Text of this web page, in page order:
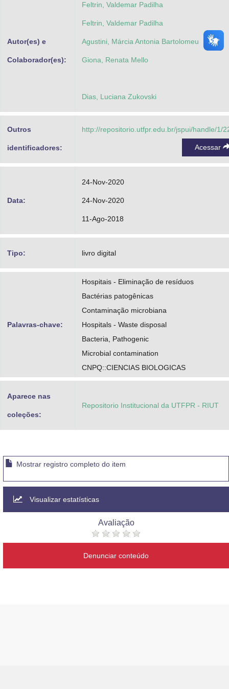
Autor(es) e
Colaborador(es):
Feltrin, Valdemar Padilha
Feltrin, Valdemar Padilha
Agustini, Márcia Antonia Bartolomeu
Giona, Renata Mello
Dias, Luciana Zukovski
Outros
identificadores:
http://repositorio.utfpr.edu.br/jspui/handle/1/
Acessar
Data:
24-Nov-2020
24-Nov-2020
11-Ago-2018
Tipo: livro digital
Palavras-chave:
Hospitais - Eliminação de resíduos
Bactérias patogênicas
Contaminação microbiana
Hospitals - Waste disposal
Bacteria, Pathogenic
Microbial contamination
CNPQ::CIENCIAS BIOLOGICAS
Aparece nas
coleções:
Repositorio Institucional da UTFPR - RIUT
Mostrar registro completo do item
Visualizar estatísticas
Avaliação
Denunciar conteúdo